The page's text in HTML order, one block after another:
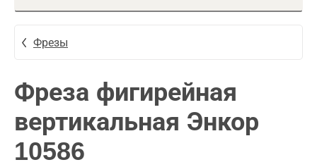
Фрезы
Фреза фигирейная
вертикальная Энкор
10586